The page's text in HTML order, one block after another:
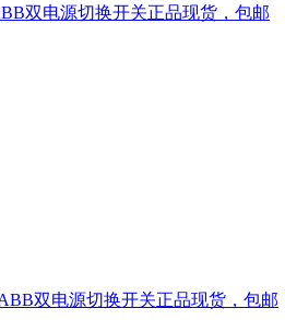
双电源切换开关正品现货，包邮